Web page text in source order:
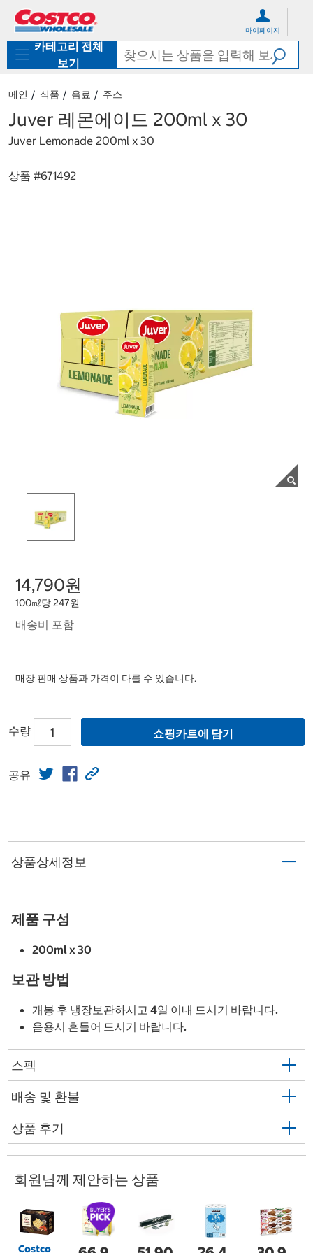
로
기
가
마이페이지
카테고리 전체
보기
메인 식품 음료 주스
Juver 레몬에이드 200ml x 30
Juver Lemonade 200ml x 30
상품 #671492
14,790원
100㎖당 247원
배송비 포함
매장 판매 상품과 가격이 다를 수 있습니다.
수량 쇼핑카트에 담기
공유
상품상세정보
제품 구성
200ml x 30
보관 방법
개봉 후 냉장보관하시고 4일 이내 드시기 바랍니다.
음용시 흔들어 드시기 바랍니다.
스펙
배송 및 환불
상품 후기
회원님께 제안하는 상품
Costco